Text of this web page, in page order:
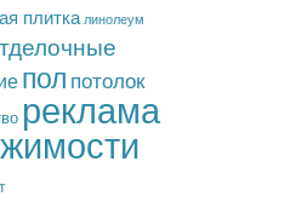
плитка линолеум
пол потолок
реклама